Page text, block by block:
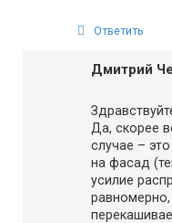
Ответить
Дмитрий
Да, скорее
случае –
на фасад
усилие
равномерно,